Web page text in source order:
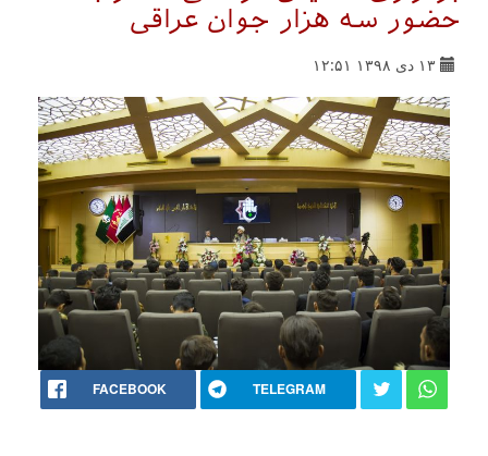
حضور سه هزار جوان عراقی
۱۳ دی ۱۳۹۸ ۱۲:۵۱
FACEBOOK TELEGRAM